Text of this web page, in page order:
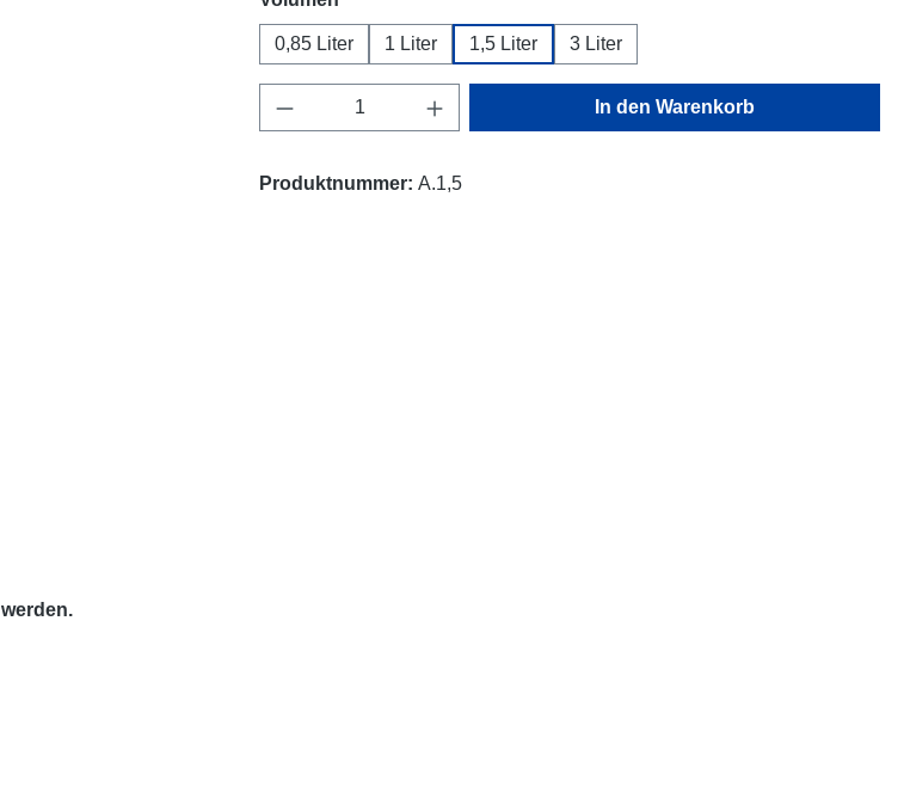
0,85 Liter 1 Liter 1,5 Liter 3 Liter
Produkt Anzahl: Gib den gewünschten Wert ein
In den Warenkorb
Produktnummer: A.1,5
werden.